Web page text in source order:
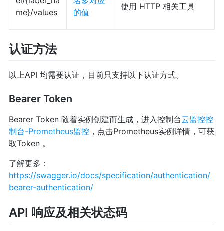
me}/values
的值
使用 HTTP 相关工具
认证方法
以上API 均需要认证，目前只支持以下认证方式。
Bearer Token
Bearer Token 随着实例创建而生成，进入控制台云监控控
制台-Prometheus监控，点击Prometheus实例详情，可获
取Token 。
了解更多：
https://swagger.io/docs/specification/authentication/
bearer-authentication/
API 响应及相关状态码